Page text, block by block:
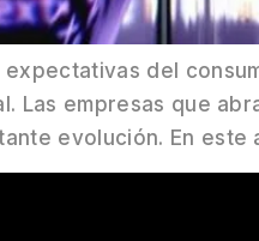
del
empresas que
evolución. En